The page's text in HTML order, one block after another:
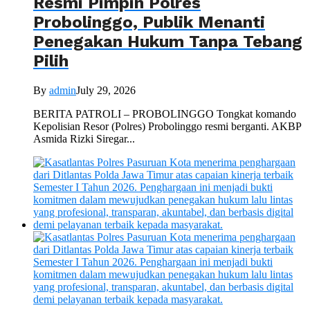
Probolinggo, Publik Menanti
Penegakan Hukum Tanpa Tebang
Pilih
By adminJuly 29, 2026
BERITA PATROLI – PROBOLINGGO Tongkat komando
Kepolisian Resor (Polres) Probolinggo resmi berganti. AKBP
Asmida Rizki Siregar...